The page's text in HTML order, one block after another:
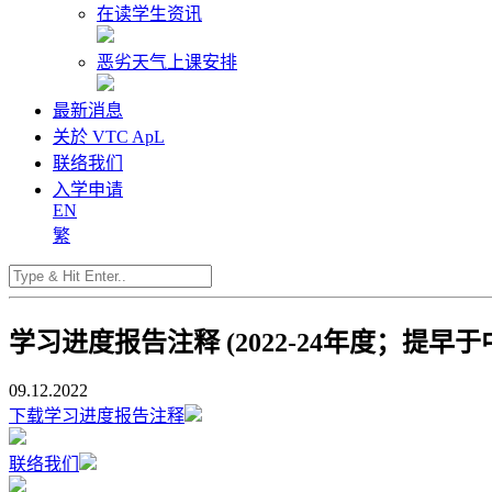
在读学生资讯
恶劣天气上课安排
最新消息
关於 VTC ApL
联络我们
入学申请
EN
繁
学习进度报告注释 (2022-24年度；提早于
09.12.2022
下载学习进度报告注释
联络我们